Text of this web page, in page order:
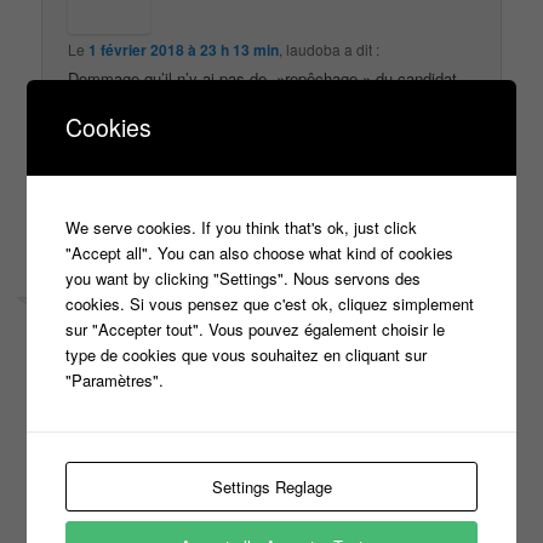
Le 1 février 2018 à 23 h 13 min laudoba a dit :
Dommage qu’il n’y ai pas de »repêchage » du candidat
l’autre candidat la connaît entièrement…. aucune chance
Cookies
We serve cookies. If you think that's ok, just click
"Accept all". You can also choose what kind of cookies
you want by clicking "Settings". Nous servons des
cookies. Si vous pensez que c'est ok, cliquez simplement
sur "Accepter tout". Vous pouvez également choisir le
type de cookies que vous souhaitez en cliquant sur
"Paramètres".
Settings Reglage